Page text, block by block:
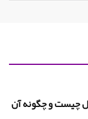
چیست و چگونه آن